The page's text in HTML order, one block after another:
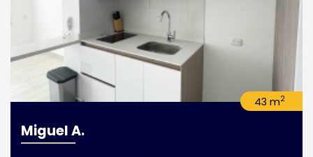
43 m2
Miguel A.